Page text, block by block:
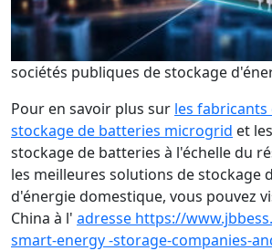
sociétés publiques de stockage
Pour en savoir plus sur les fabricants
stockage de batteries microgrid et
stockage de batteries à l'échelle du
les meilleures solutions de stockage
d'énergie domestique, vous pouvez
China à l' adresse https://
smart-energy -storage-companies-